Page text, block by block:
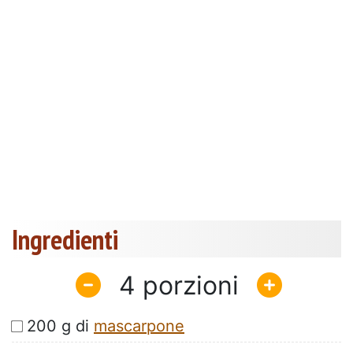
Ingredienti
4
200 g di mascarpone